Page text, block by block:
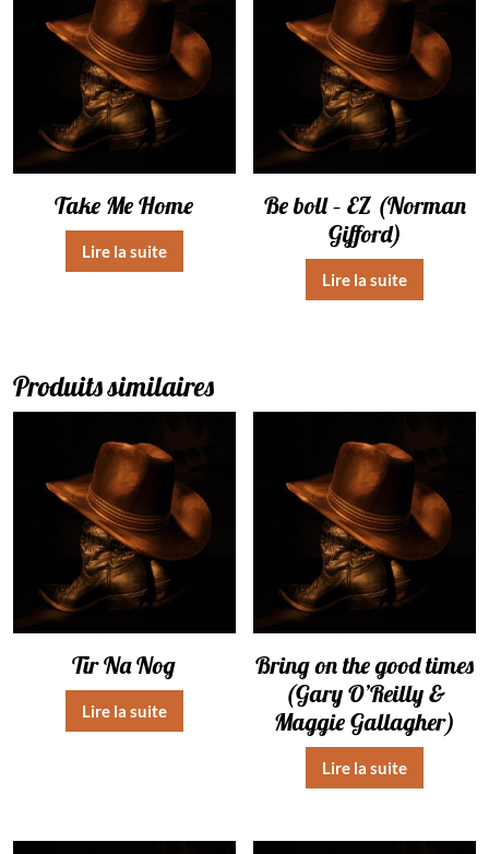
Take Me Home
Lire la suite
Be boll – EZ (Norman
Gifford)
Lire la suite
Produits similaires
Tir Na Nog
Lire la suite
Bring on the good times
(Gary O’Reilly &
Maggie Gallagher)
Lire la suite